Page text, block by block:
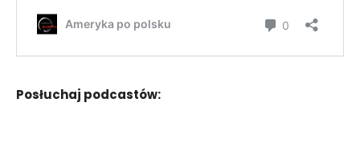
Posłuchaj podcastów: